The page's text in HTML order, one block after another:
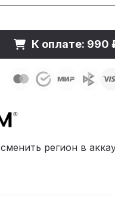
К оплате: 990
регион в